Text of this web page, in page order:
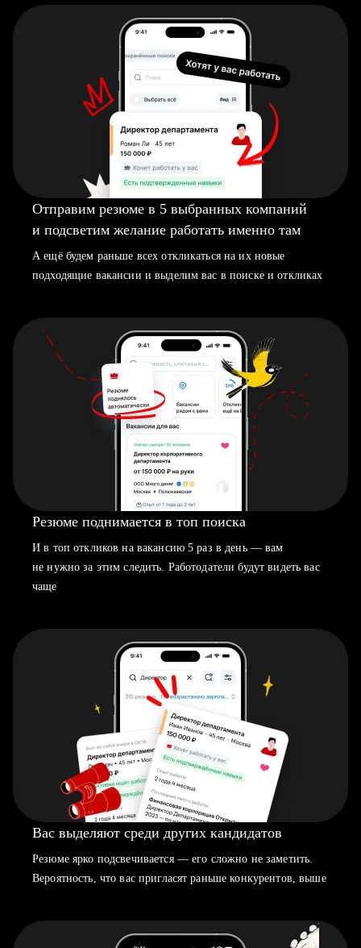
Отправим резюме в 5 выбранных компаний
и подсветим желание работать именно там
А ещё будем раньше всех откликаться на их новые
подходящие вакансии и выделим вас в поиске и откликах
Резюме поднимается в топ поиска
И в топ откликов на вакансию 5 раз в день — вам
не нужно за этим следить. Работодатели будут видеть вас
чаще
Вас выделяют среди других кандидатов
Резюме ярко подсвечивается — его сложно не заметить.
Вероятность, что вас пригласят раньше конкурентов, выше